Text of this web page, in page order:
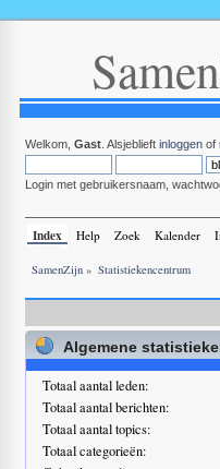
Welkom, Gast . Alsjeblieft inloggen of
Login met gebruikersnaam,
Index Help Zoek Kalender
SamenZijn » Statistiekencentrum
Algemene
Totaal aantal leden:
Totaal aantal berichten:
Totaal aantal topics:
Totaal categorieën: